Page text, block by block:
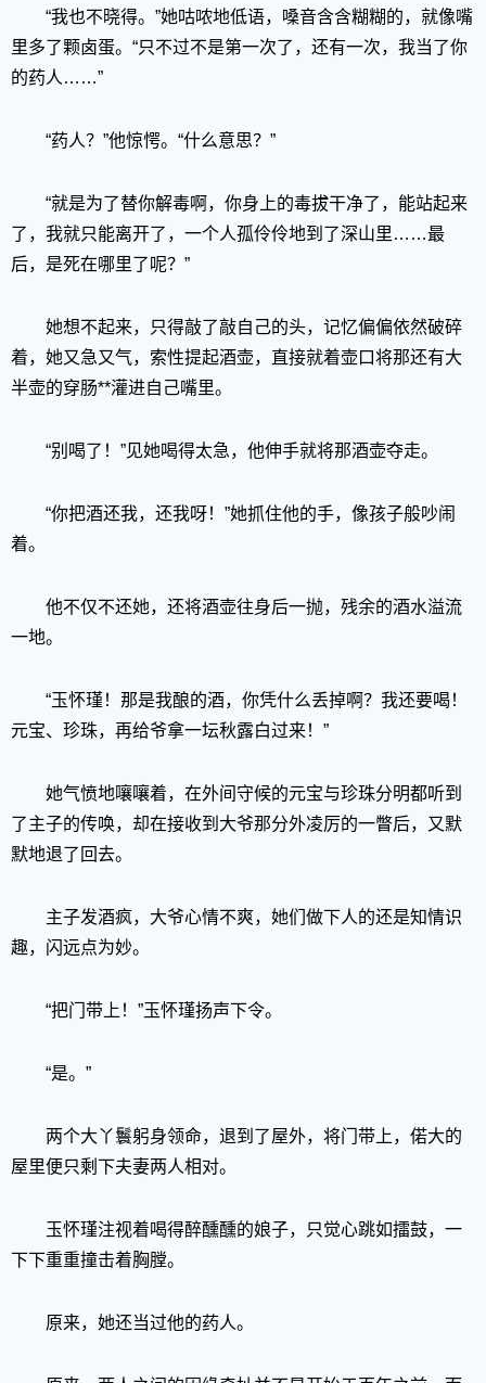
“我也不晓得。”她咕哝地低语，嗓音含含糊糊的，就像嘴
里多了颗卤蛋。“只不过不是第一次了，还有一次，我当了你
的药人……”
“药人？”他惊愕。“什么意思？”
“就是为了替你解毒啊，你身上的毒拔干净了，能站起来
了，我就只能离开了，一个人孤伶伶地到了深山里……最
后，是死在哪里了呢？”
她想不起来，只得敲了敲自己的头，记忆偏偏依然破碎
着，她又急又气，索性提起酒壶，直接就着壶口将那还有大
半壶的穿肠**灌进自己嘴里。
“别喝了！”见她喝得太急，他伸手就将那酒壶夺走。
“你把酒还我，还我呀！”她抓住他的手，像孩子般吵闹
着。
他不仅不还她，还将酒壶往身后一抛，残余的酒水溢流
一地。
“玉怀瑾！那是我酿的酒，你凭什么丢掉啊？我还要喝！
元宝、珍珠，再给爷拿一坛秋露白过来！”
她气愤地嚷嚷着，在外间守候的元宝与珍珠分明都听到
了主子的传唤，却在接收到大爷那分外凌厉的一瞥后，又默
默地退了回去。
主子发酒疯，大爷心情不爽，她们做下人的还是知情识
趣，闪远点为妙。
“把门带上！”玉怀瑾扬声下令。
“是。”
两个大丫鬟躬身领命，退到了屋外，将门带上，偌大的
屋里便只剩下夫妻两人相对。
玉怀瑾注视着喝得醉醺醺的娘子，只觉心跳如擂鼓，一
下下重重撞击着胸膛。
原来，她还当过他的药人。